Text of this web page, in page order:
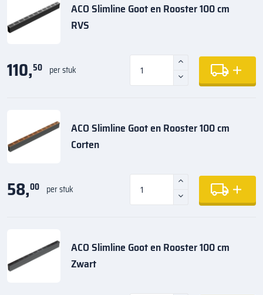
ACO Slimline Goot en Rooster 100 cm
RVS
110,50 per stuk
ACO Slimline Goot en Rooster 100 cm
Corten
58,00 per stuk
ACO Slimline Goot en Rooster 100 cm
Zwart